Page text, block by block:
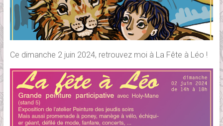
Ce dimanche 2 juin 2024, retrouvez moi à La Fête à Léo !